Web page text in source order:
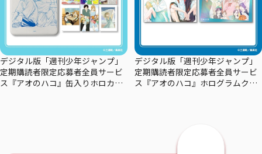
デジタル版「週刊少年ジャンプ」
定期購読者限定応募者全員サービ
ス『アオのハコ』缶入りホロカー
デジタル版「週刊少年ジャンプ」
定期購読者限定応募者全員サービ
ス『アオのハコ』ホログラムクリ